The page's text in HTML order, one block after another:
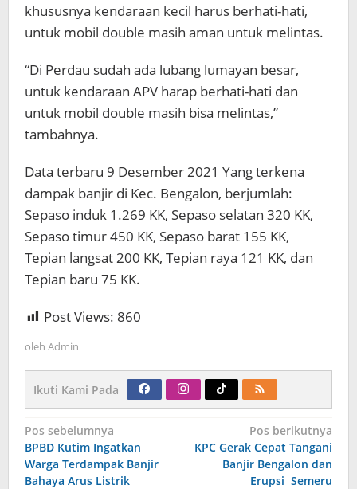
khususnya kendaraan kecil harus berhati-hati,
untuk mobil double masih aman untuk melintas.
“Di Perdau sudah ada lubang lumayan besar,
untuk kendaraan APV harap berhati-hati dan
untuk mobil double masih bisa melintas,”
tambahnya.
Data terbaru 9 Desember 2021 Yang terkena
dampak banjir di Kec. Bengalon, berjumlah:
Sepaso induk 1.269 KK, Sepaso selatan 320 KK,
Sepaso timur 450 KK, Sepaso barat 155 KK,
Tepian langsat 200 KK, Tepian raya 121 KK, dan
Tepian baru 75 KK.
Post Views: 860
oleh Admin
Ikuti Kami Pada
Navigasi
pos
Pos sebelumnya
BPBD Kutim Ingatkan
Warga Terdampak Banjir
Bahaya Arus Listrik
Pos berikutnya
KPC Gerak Cepat Tangani
Banjir Bengalon dan
Erupsi Semeru